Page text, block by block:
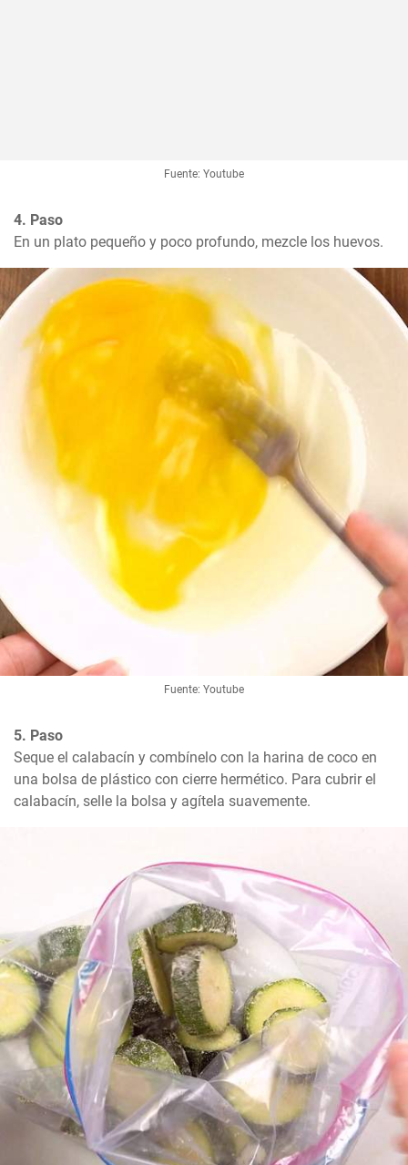
Fuente: Youtube
4. Paso
En un plato pequeño y poco profundo, mezcle los huevos.
Fuente: Youtube
5. Paso
Seque el calabacín y combínelo con la harina de coco en
una bolsa de plástico con cierre hermético. Para cubrir el
calabacín, selle la bolsa y agítela suavemente.